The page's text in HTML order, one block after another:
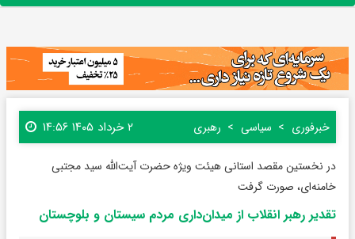
خبرفوری سیاسی رهبری ۲ خرداد ۱۴۰۵ ۱۴:۵۶
در نخستین مقصد استانی هیئت ویژه حضرت آیت‌الله سید مجتبی
خامنه‌ای، صورت گرفت
تقدیر رهبر انقلاب از میدان‌داری مردم سیستان و بلوچستان